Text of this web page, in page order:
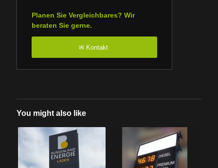
Planen Sie Vergleichbares? Wir
beraten Sie gerne.
✉ Kontakt
You might also like